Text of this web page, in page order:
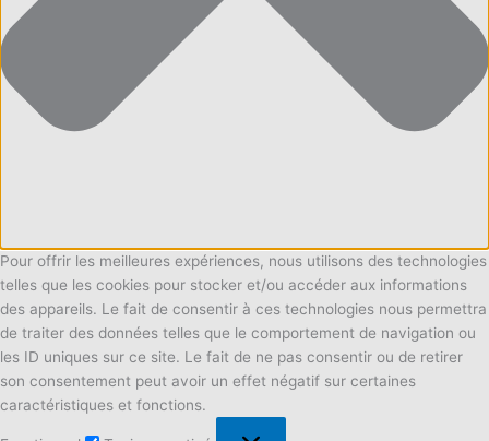
Pour offrir les meilleures expériences, nous utilisons des technologies
telles que les cookies pour stocker et/ou accéder aux informations
des appareils. Le fait de consentir à ces technologies nous permettra
de traiter des données telles que le comportement de navigation ou
les ID uniques sur ce site. Le fait de ne pas consentir ou de retirer
son consentement peut avoir un effet négatif sur certaines
caractéristiques et fonctions.